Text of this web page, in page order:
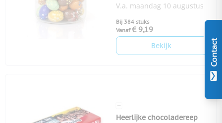
Contact
V.a. maandag 10 augustus
Bij 384 stuks
Vanaf € 9,19
Bekijk
Heerlijke chocoladereep